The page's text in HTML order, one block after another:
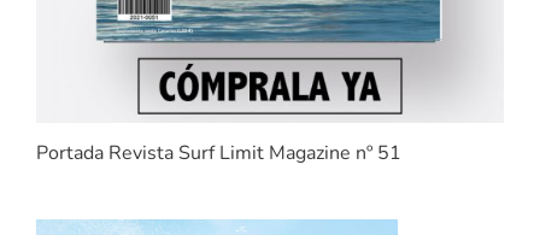
Portada Revista Surf Limit Magazine nº 51